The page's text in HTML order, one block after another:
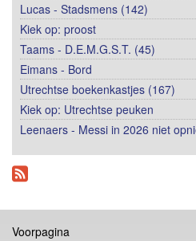
Lucas - Stadsmens (142)
Kiek op: proost
Taams - D.E.M.G.S.T. (45)
Eimans - Bord
Utrechtse boekenkastjes (167)
Kiek op: Utrechtse peuken
Leenaers - Messi in 2026 niet
Voorpagina